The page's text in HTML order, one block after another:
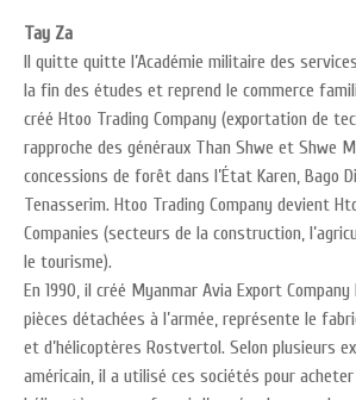
Tay Za
Il quitte quitte l’Académie militaire des
la fin des études et reprend le commerce
créé Htoo Trading Company (exportation de
rapproche des généraux Than Shwe et Shwe
concessions de forêt dans l’État Karen, Bago
Tenasserim. Htoo Trading Company devient
Companies (secteurs de la construction,
le tourisme).
En 1990, il créé Myanmar Avia Export
pièces détachées à l’armée, représente le
et d’hélicoptères Rostvertol. Selon plusieurs
américain, il a utilisé ces sociétés pour